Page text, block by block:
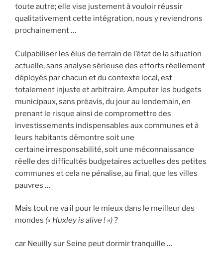
toute autre; elle vise justement à vouloir réussir
qualitativement cette intégration, nous y reviendrons
prochainement …
Culpabiliser les élus de terrain de l’état de la situation
actuelle, sans analyse sérieuse des efforts réellement
déployés par chacun et du contexte local, est
totalement injuste et arbitraire. Amputer les budgets
municipaux, sans préavis, du jour au lendemain, en
prenant le risque ainsi de compromettre des
investissements indispensables aux communes et à
leurs habitants démontre soit une
certaine irresponsabilité, soit une méconnaissance
réelle des difficultés budgetaires actuelles des petites
communes et cela ne pénalise, au final, que les villes
pauvres …
Mais tout ne va il pour le mieux dans le meilleur des
mondes (« Huxley is alive ! »)?
car Neuilly sur Seine peut dormir tranquille …